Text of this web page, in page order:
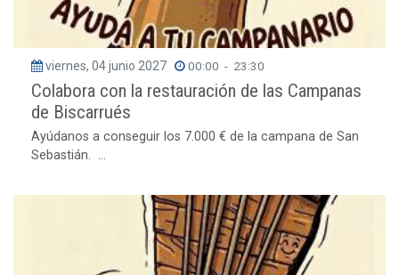
viernes, 04 junio 2027 00:00 - 23:30
Colabora con la restauración de las Campanas
de Biscarrués
Ayúdanos a conseguir los 7.000 € de la campana de San
Sebastián. ...